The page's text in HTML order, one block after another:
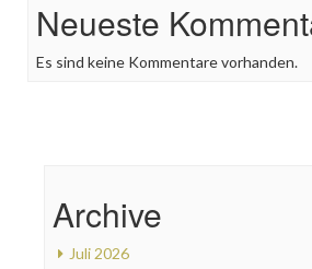
Neueste
Es sind keine Kommentare vorhanden.
Archive
Juli 2026